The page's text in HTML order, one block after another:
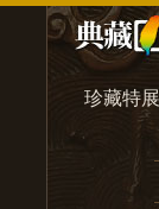
珍藏特展